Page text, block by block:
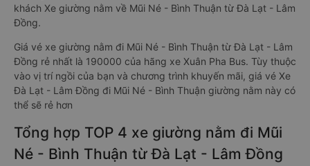
khách Xe giường nằm về Mũi Né - Bình Thuận từ Đà Lạt - Lâm
Đồng.
Giá vé xe giường nằm đi Mũi Né - Bình Thuận từ Đà Lạt - Lâm
Đồng rẻ nhất là 190000 của hãng xe Xuân Pha Bus. Tùy thuộc
vào vị trí ngồi của bạn và chương trình khuyến mãi, giá vé Xe
Đà Lạt - Lâm Đồng đi Mũi Né - Bình Thuận giường nằm này có
thể sẽ rẻ hơn
Tổng hợp TOP 4 xe giường nằm đi Mũi
Né - Bình Thuận từ Đà Lạt - Lâm Đồng